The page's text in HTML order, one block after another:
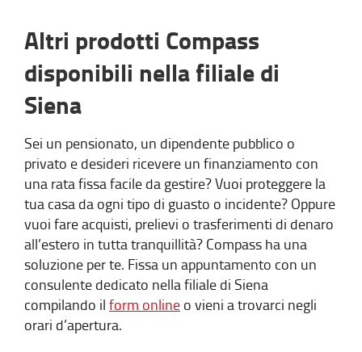
Altri prodotti Compass
disponibili nella filiale di
Siena
Sei un pensionato, un dipendente pubblico o
privato e desideri ricevere un finanziamento con
una rata fissa facile da gestire? Vuoi proteggere la
tua casa da ogni tipo di guasto o incidente? Oppure
vuoi fare acquisti, prelievi o trasferimenti di denaro
all’estero in tutta tranquillità? Compass ha una
soluzione per te. Fissa un appuntamento con un
consulente dedicato nella filiale di Siena
compilando il form online o vieni a trovarci negli
orari d’apertura.